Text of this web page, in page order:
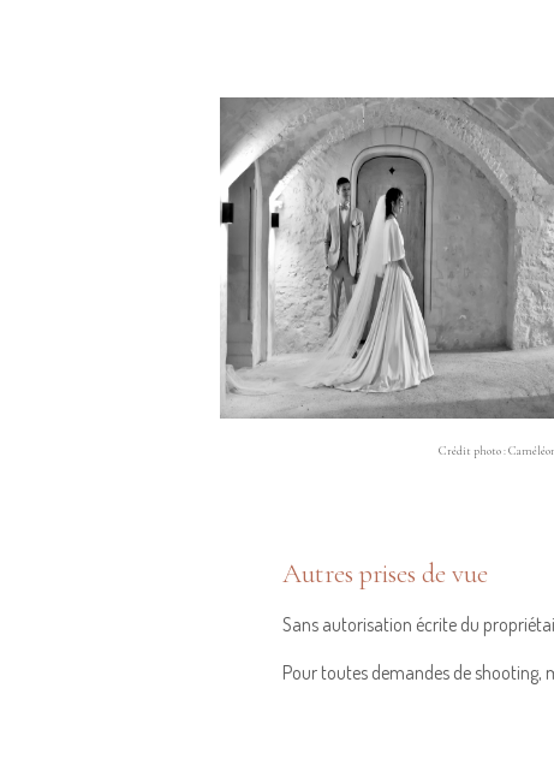
Crédit photo :
Autres prises de vue
Sans autorisation écrite du
Pour toutes demandes de shooting,